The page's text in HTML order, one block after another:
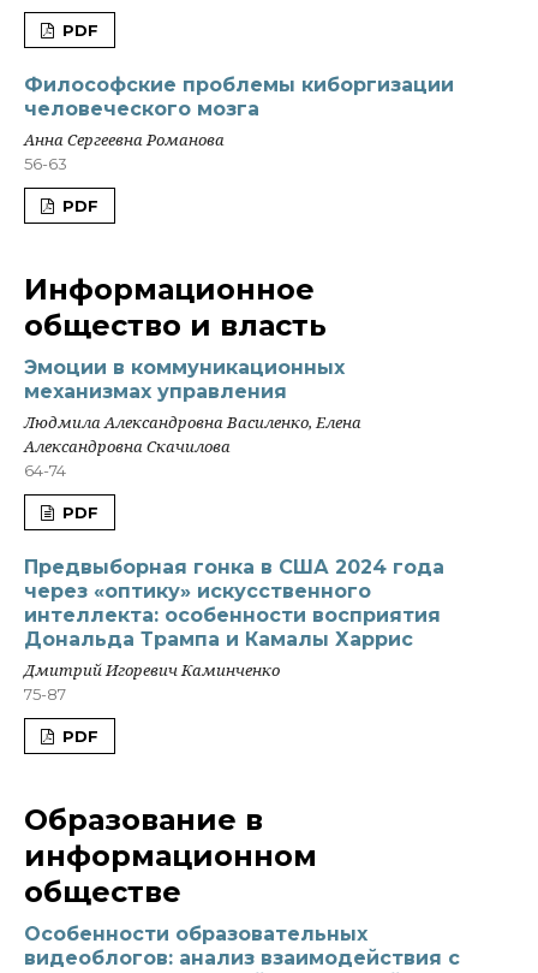
PDF
Философские проблемы киборгизации
человеческого мозга
Анна Сергеевна Романова
56-63
PDF
Информационное
общество и власть
Эмоции в коммуникационных
механизмах управления
Людмила Александровна Василенко, Елена
Александровна Скачилова
64-74
PDF
Предвыборная гонка в США 2024 года
через «оптику» искусственного
интеллекта: особенности восприятия
Дональда Трампа и Камалы Харрис
Дмитрий Игоревич Каминченко
75-87
PDF
Образование в
информационном
обществе
Особенности образовательных
видеоблогов: анализ взаимодействия с